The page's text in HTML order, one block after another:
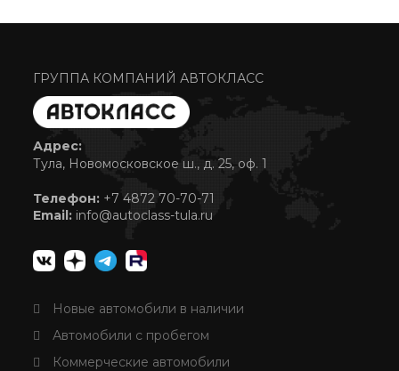
ГРУППА КОМПАНИЙ АВТОКЛАСС
Адрес:
Тула, Новомосковское ш., д. 25, оф. 1
Телефон: +7 4872 70-70-71
Email: info@autoclass-tula.ru
Новые автомобили в наличии
Автомобили с пробегом
Коммерческие автомобили